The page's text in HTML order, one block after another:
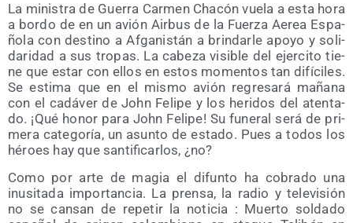
La minis­tra de Gue­rra Car­men Cha­cón vue­la a esta hora
a bor­do de en un avión Air­bus de la Fuer­za Aerea Espa­
ño­la con des­tino a Afga­nis­tán a brin­dar­le apo­yo y soli­
da­ri­dad a sus tro­pas. La cabe­za visi­ble del ejer­ci­to tie­
ne que estar con ellos en estos momen­tos tan difí­ci­les.
Se esti­ma que en el mis­mo avión regre­sa­rá maña­na
con el cadá­ver de John Feli­pe y los heri­dos del aten­ta­
do. ¡Qué honor para John Feli­pe! Su fune­ral será de pri­
me­ra cate­go­ría, un asun­to de esta­do. Pues a todos los
héroes hay que san­ti­fi­car­los, ¿no?
Como por arte de magia el difun­to ha cobra­do una
inusi­ta­da impor­tan­cia. La pren­sa, la radio y tele­vi­sión
no se can­san de repe­tir la noti­cia : Muer­to sol­da­do